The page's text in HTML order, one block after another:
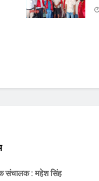
संचालक: महेश सिंह